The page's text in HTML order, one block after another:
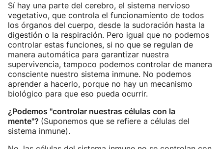
Sí hay una parte del cerebro, el sistema nervioso
vegetativo, que controla el funcionamiento de todos
los órganos del cuerpo, desde la sudoración hasta la
digestión o la respiración. Pero igual que no podemos
controlar estas funciones, si no que se regulan de
manera automática para garantizar nuestra
supervivencia, tampoco podemos controlar de manera
consciente nuestro sistema inmune. No podemos
aprender a hacerlo, porque no hay un mecanismo
biológico para que eso pueda ocurrir.
¿Podemos "controlar nuestras células con la
mente"? (Suponemos que se refiere a células del
sistema inmune).